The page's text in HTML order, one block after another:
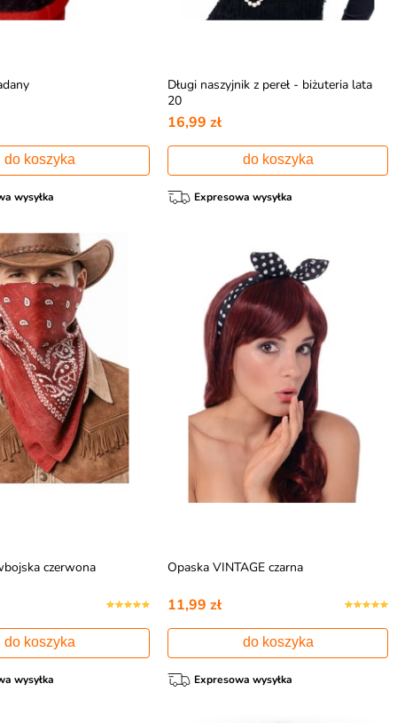
do koszyka
wysyłka
Długi naszyjnik z pereł - biżuteria lata
20
16,99 zł
do koszyka
Expresowa wysyłka
czerwona
do koszyka
wysyłka
Opaska VINTAGE czarna
11,99 zł
do koszyka
Expresowa wysyłka